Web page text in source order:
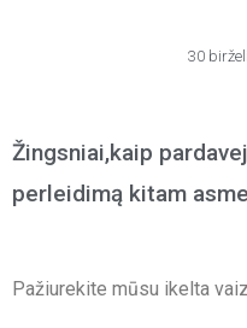
30
Žingsniai,kaip
perleidimą kitam
Pažiurekite mūsu ikelta